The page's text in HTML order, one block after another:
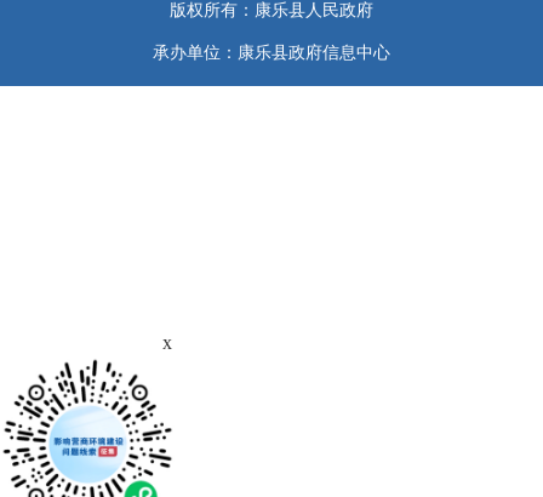
版权所有：康乐县人民政府
承办单位：康乐县政府信息中心
x